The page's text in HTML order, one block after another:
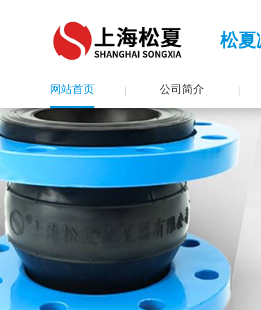
松
网站首页 公司简介